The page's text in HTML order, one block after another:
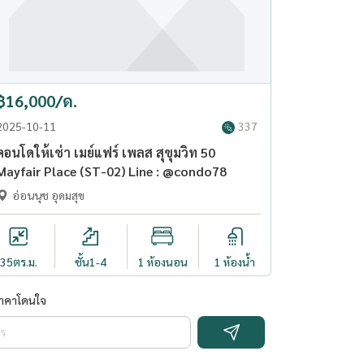
16,000/ด.
10-11 337
อนโดให้เช่า เมย์แฟร์ เพลส สุขุมวิท 50
Mayfair Place (ST-02) Line : @condo78
อ่อนนุช อุดมสุข
35ตร.ม. ชั้น1-4 1 ห้องนอน 1 ห้องน้ำ
าโดนใจ